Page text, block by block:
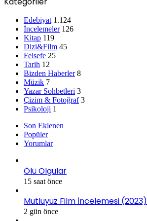
Edebiyat 1.124
İncelemeler 126
Kitap 119
Dizi&Film 45
Felsefe 25
Tarih 12
Bizden Haberler 8
Müzik 7
Yazar Sohbetleri 3
Çizim & Fotoğraf 3
Psikoloji 1
Son Eklenen
Popüler
Yorumlar
Ölü Olgular
15 saat önce
Mutluyuz Film İncelemesi (2023)
2 gün önce